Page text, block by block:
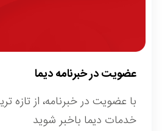
عضویت در خبرنامه دیما
با عضویت در خبرنامه، از تازه
خدمات دیما باخبر شوید